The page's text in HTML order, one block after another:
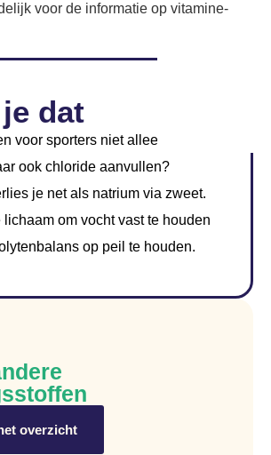
voor de informatie op vitamine-
dat
voor sporters niet alleen
ook chloride aanvullen?
je net als natrium via zweet.
lichaam om vocht vast te houden
op peil te houden.
overzicht